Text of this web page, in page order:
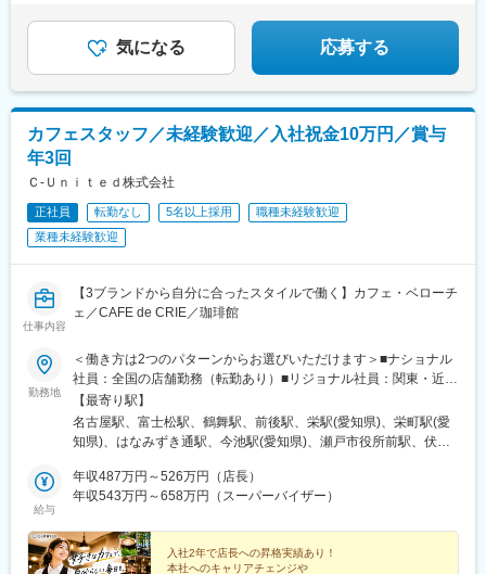
(阪急線)、元町駅(兵庫県)、大久保駅(兵庫県)、白庭台駅、奈良
駅、長柄駅、日前宮駅、和歌山港駅、紀伊山田駅、西条駅(広島
県)、三原駅、八丁堀駅(広島県)、櫛ケ浜駅、長府駅、元山駅(香川
県)、潟元駅、福音寺駅、古泉駅、天神駅、都府楼南駅、本城駅、
駅、大通駅、駅東公園前駅、三ノ輪橋駅、下赤塚駅、日本橋駅(東
中学校前駅、新庄田中駅、松本駅、加納駅(岐阜県)、庄内緑地公園
営)、春日川駅、栗林公園駅、新木駅(高知県)、清水町駅、香春口
三萩野駅、崇福寺駅、いづろ通駅、鴨池駅、札幌駅、広瀬通駅、
川崎駅、富士見町駅(神奈川県)、今池駅(愛知県)、伏見駅(愛知
県)、追分駅(三重県)、清水五条駅、丸太町駅(京都市営)、日本橋駅
線)、旧居留地・大丸前駅、胡町駅、西鉄福岡駅、泉福寺駅、花畑
町駅、築地市場駅、西１１丁目駅、宇都宮駅東口駅、荒川一中前
駅、八丁堀駅(東京都)、西日暮里駅(舎人ライナー)、龍谷富山高校
前、上小田井駅、本町駅、鉄砲町駅、観光通駅、甲東中学校前
駅、郡元駅(鹿児島市電)、青葉通一番町駅、川越市駅、大神宮下
駅、京成八幡駅、新宿西口駅、根津駅、秋葉原駅、黄金町駅、尻
手駅、第一通り駅、覚王山駅、久屋大通駅、烏丸駅、京都市役所
前駅、なんば駅(南海線)、梅田駅(地下鉄)、天王寺駅前駅、県庁前
対策：敷地内全面禁煙
永駅、富士山駅、中滑川駅、下奥井駅、高岡駅、東新庄駅、野町
駅、内灘駅、丸岡駅、武生駅、花堂駅、岡谷駅、長野駅、上田
駅、臼田駅、北松本駅、大垣駅、茶所駅、高山駅、静岡駅、沼津
勢駅、玉垣駅、中川原駅、茅町駅、田村駅、南草津駅、栗東駅、
河瀬駅、元田中駅、丹波口駅、小野駅(京都府)、ケーブル八幡宮山
府)、西舞子駅、東二見駅、広畑駅、高速長田駅、西明石駅、天理
文路駅、松江しんじ湖温泉駅、門田屋敷駅、新倉敷駅、瀬戸駅、
法界院駅、茶屋町駅、西片上駅、防府駅、丸尾駅、新南陽駅、府
駅、東比恵駅、高宮駅(福岡県)、九州工大前駅、西新駅、徳力嵐山
口駅、片野駅、佐賀駅、武雄温泉駅、伊賀屋駅、思案橋駅、佐世
駅、別府大学駅、高城駅、宮崎神宮駅、西都城駅、日向市駅、高
尾野駅、天文館通駅、騎射場駅、白石駅(函館本線)、自衛隊前駅、
さっぽろ駅、千歳駅(北海道)、勾当台公園駅、六丁の目駅、荒川沖
駅、偕楽園駅、勝田駅、野州平川駅、佐野市駅、東武宇都宮駅、
館林駅、新前橋駅、所沢駅、川越駅、京成船橋駅、本八幡駅(総武
線)、大森台駅、高円寺駅、中野駅(東京都)、新宿駅(東京メトロ)、
駒沢大学駅、表参道駅、大森駅(東京都)、湯島駅、末広町駅(東京
都)、相模大野駅、阪東橋駅、川崎駅、本厚木駅、大船駅、甲府
駅、泊駅(三重県)、亀田駅、寺尾駅、呉羽駅、片原町駅(富山県)、
野々市駅(ＩＲいしかわ鉄道線)、小松駅、磯部駅(石川県)、ベル前
駅、鯖江駅、越前新保駅、広丘駅、川中島駅、ひこね芹川駅、八
業界未経験からでも着実にマネジメントスキルを磨けま
す！
気になる 応募する
カフェスタッフ／未経験歓迎／入社祝金10万円／賞与
年3回
Ｃ‐Ｕｎｉｔｅｄ株式会社
正社員 転勤なし 5名以上採用
職種未経験歓迎
業種未経験歓迎
仕事内容
【3ブランドから自分に合ったスタイルで働く】カフェ・ベローチ
ェ／CAFE de CRIE／珈琲館
勤務地
＜働き方は2つのパターンからお選びいただけます＞■ナショナル
社員：全国の店舗勤務（転勤あり）■リジョナル社員：関東・近
畿・九州・東北等のエリア内勤務（エリアを越えての異動なし）
【募集中の都道府県】★東京は積極採用中！《関東》東京都、神
奈川県、埼玉県、千葉県《北関東》栃木県《東北》北海道《東
県、沖縄県※マイカー通勤OK（勤務地による）※受動喫煙対策／あ
り※以下住所一覧に記載の店舗は勤務地の一例です。ほか店舗の詳
ク！）からご覧ください。https://c-united.co.jp/
【最寄り駅】
名古屋駅、富士松駅、鶴舞駅、前後駅、栄駅(愛知県)、栄町駅(愛
知県)、はなみずき通駅、今池駅(愛知県)、瀬戸市役所前駅、伏見
(東京都)、青砥駅、池袋駅、西早稲田駅、九段下駅、仲御徒町駅、
飯田橋駅、渋谷駅、東銀座駅、人形町駅、日本橋駅(東京都)、錦糸
駅、築地市場駅、神泉駅、代々木駅、高田馬場駅、築地駅、葛西
駅、木場駅(東京都)、春日駅(東京都)、東池袋駅、田町駅(東京
給与
年収487万円～526万円（店長）
年収543万円～658万円（スーパーバイザー）
入社2年で店長への昇格実績あり！
本社へのキャリアチェンジや